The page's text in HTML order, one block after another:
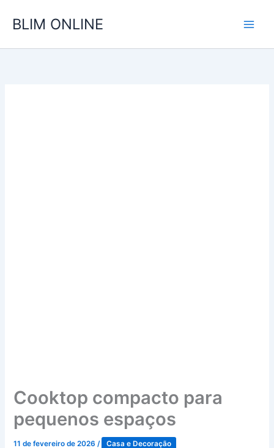
para
conteúdo
BLIM ONLINE
Cooktop compacto para
pequenos espaços
11 de fevereiro de 2026/ Casa e Decoração